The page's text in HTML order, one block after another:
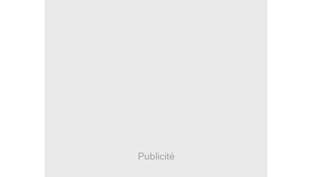
Publicité